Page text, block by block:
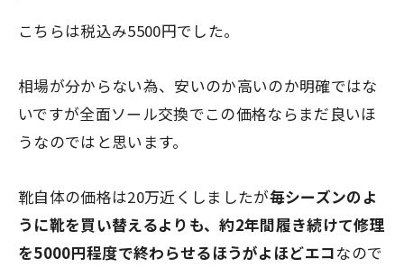
こちらは税込み5500円でした。
相場が分からない為、安いのか高いのか明確ではな
いですが全面ソール交換でこの価格ならまだ良いほ
うなのではと思います。
靴自体の価格は20万近くしましたが毎シーズンのよ
うに靴を買い替えるよりも、約2年間履き続けて修理
を5000円程度で終わらせるほうがよほどエコなので